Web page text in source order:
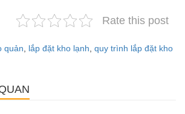
Rate this post
quản lắp đặt kho lạnh quy trình lắp đặt kho